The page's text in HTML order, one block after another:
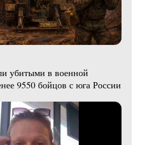
убитыми в военной
9550 бойцов с юга России